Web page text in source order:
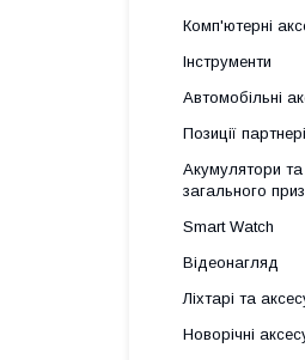
Комп'ютерні
Інструменти
Автомобільні
Позиції
Акумулятори
загального
Smart Watch
Відеонагляд
Ліхтарі та
Новорічні